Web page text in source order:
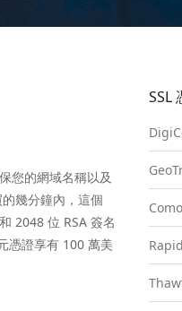
您的網域名稱以及
幾分鐘內，這個
2048 位 RSA 簽名
憑證享有 100 萬美
SSL